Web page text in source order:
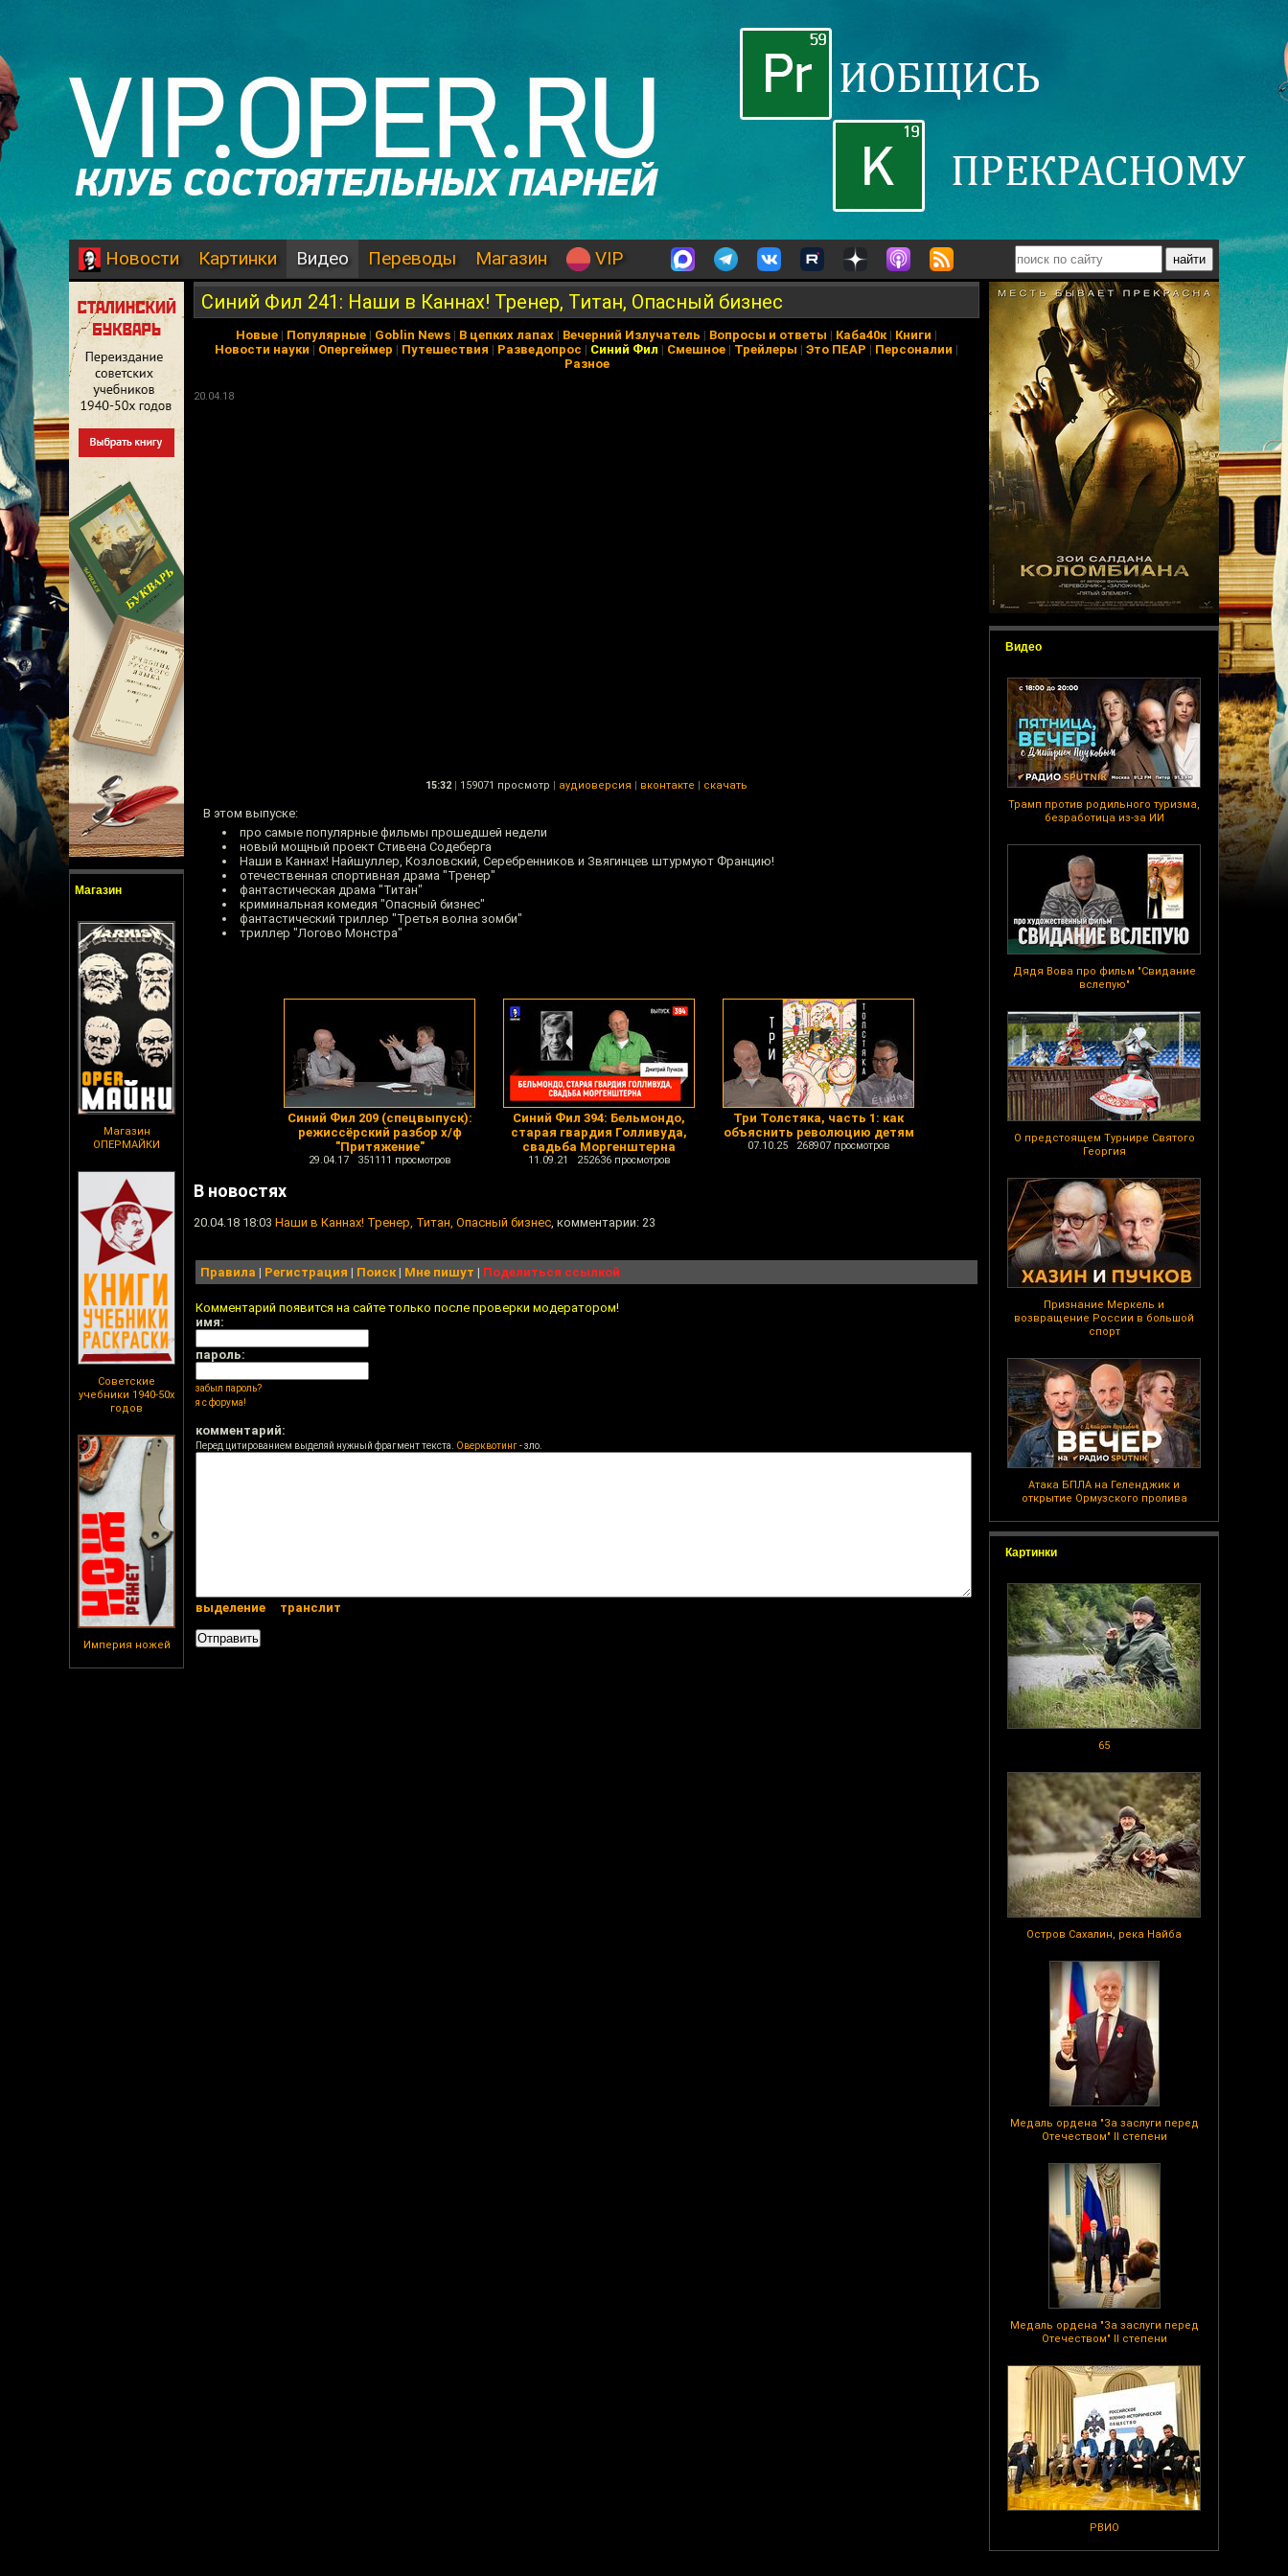
Новости Картинки Видео Переводы Магазин VIP
Магазин
Магазин
ОПЕРМАЙКИ
Советские
учебники 1940-50х
годов
Империя ножей
Видео
Трамп против родильного туризма,
безработица из-за ИИ
Дядя Вова про фильм "Свидание
вслепую"
О предстоящем Турнире Святого
Георгия
Признание Меркель и
возвращение России в большой
спорт
Атака БПЛА на Геленджик и
открытие Ормузского пролива
Картинки
65
Остров Сахалин, река Найба
Медаль ордена "За заслуги перед
Отечеством" II степени
Медаль ордена "За заслуги перед
Отечеством" II степени
РВИО
Синий Фил 241: Наши в Каннах! Тренер, Титан, Опасный бизнес
Новые | Популярные | Goblin News | В цепких лапах | Вечерний Излучатель | Вопросы и ответы | Каба40к| Книги |
Новости науки | Опергеймер | Путешествия | Разведопрос | Синий Фил | Смешное | Трейлеры | Это ПЕАР | Персоналии |
Разное
20.04.18
15:32 | 159071 просмотр | аудиоверсия | вконтакте | скачать
В этом выпуске:
про самые популярные фильмы прошедшей недели
новый мощный проект Стивена Содеберга
Наши в Каннах! Найшуллер, Козловский, Серебренников и Звягинцев штурмуют Францию!
отечественная спортивная драма "Тренер"
фантастическая драма "Титан"
криминальная комедия "Опасный бизнес"
фантастический триллер "Третья волна зомби"
триллер "Логово Монстра"
Синий Фил 209 (спецвыпуск):
режиссёрский разбор х/ф
"Притяжение"
29.04.17 351111 просмотров
Синий Фил 394: Бельмондо,
старая гвардия Голливуда,
свадьба Моргенштерна
11.09.21 252636 просмотров
Три Толстяка, часть 1: как
объяснить революцию детям
07.10.25 268907 просмотров
В новостях
20.04.18 18:03 Наши в Каннах! Тренер, Титан, Опасный бизнес, комментарии: 23
Правила | Регистрация | Поиск| Мне пишут | Поделиться ссылкой
Комментарий появится на сайте только после проверки модератором!
имя:
пароль:
забыл пароль?
я с форума!
комментарий:
Перед цитированием выделяй нужный фрагмент текста. Оверквотинг- зло.
выделение транслит